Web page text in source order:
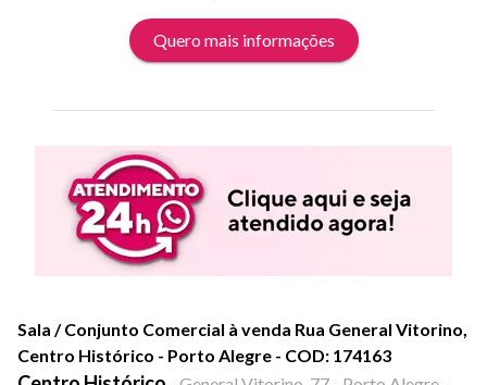
Quero mais informações
Sala / Conjunto Comercial à venda Rua General Vitorino,
Centro Histórico - Porto Alegre - COD: 174163